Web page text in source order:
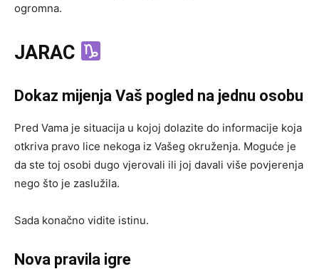
ogromna.
JARAC
Dokaz mijenja Vaš pogled na jednu osobu
Pred Vama je situacija u kojoj dolazite do informacije koja
otkriva pravo lice nekoga iz Vašeg okruženja. Moguće je
da ste toj osobi dugo vjerovali ili joj davali više povjerenja
nego što je zaslužila.
Sada konačno vidite istinu.
Nova pravila igre